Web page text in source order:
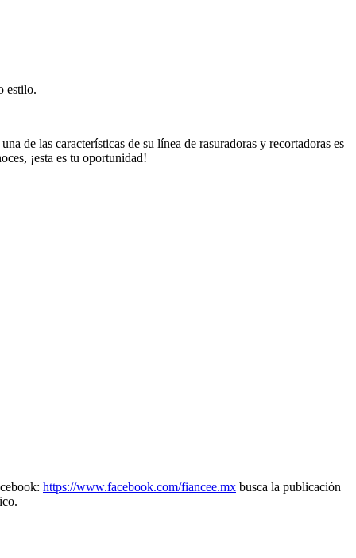
estilo.
de las características de su línea de rasuradoras y recortadoras es
¡esta es tu oportunidad!
https://www.facebook.com/fiancee.mx busca la publicación